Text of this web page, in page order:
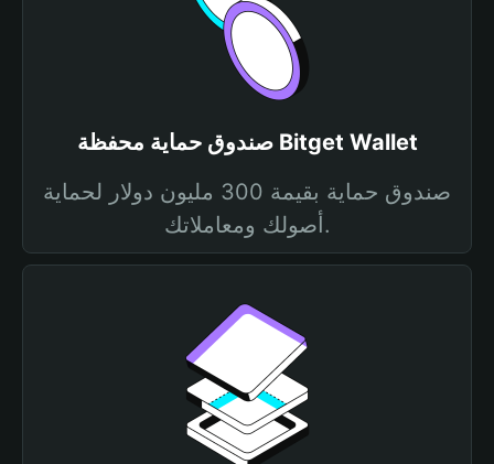
صندوق حماية محفظة Bitget Wallet
صندوق حماية بقيمة 300 مليون دولار لحماية
أصولك ومعاملاتك.